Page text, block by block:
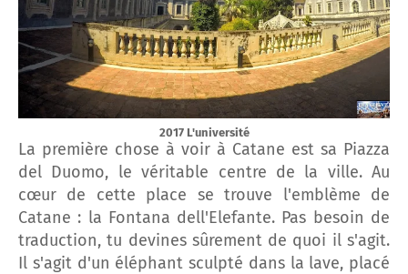
2017 L'université
La première chose à voir à Catane est sa Piazza
del Duomo, le véritable centre de la ville. Au
cœur de cette place se trouve l'emblème de
Catane : la Fontana dell'Elefante. Pas besoin de
traduction, tu devines sûrement de quoi il s'agit.
Il s'agit d'un éléphant sculpté dans la lave, placé